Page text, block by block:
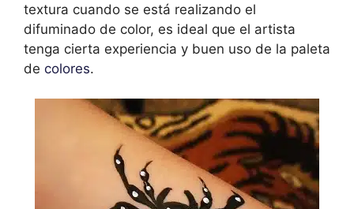
textura cuando se está realizando el
difuminado de color, es ideal que el artista
tenga cierta experiencia y buen uso de la paleta
de colores.